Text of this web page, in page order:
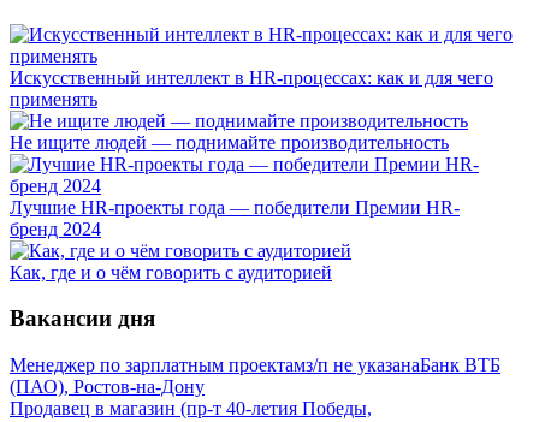
Искусственный интеллект в HR-процессах: как и для чего
применять
Не ищите людей — поднимайте производительность
Лучшие HR-проекты года — победители Премии HR-
бренд 2024
Как, где и о чём говорить с аудиторией
Вакансии дня
Менеджер по зарплатным проектамз/п не указанаБанк ВТБ
(ПАО), Ростов-на-Дону
Продавец в магазин (пр-т 40-летия Победы,